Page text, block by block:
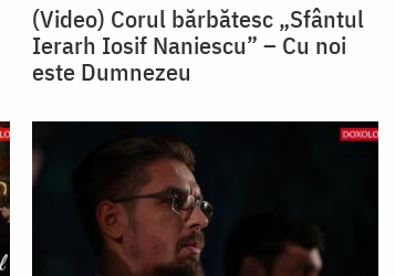
(Video) Corul bărbătesc „Sfântul
Ierarh Iosif Naniescu” – Cu noi
este Dumnezeu